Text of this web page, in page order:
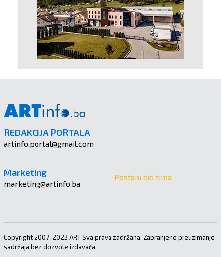
REDAKCIJA PORTALA
artinfo.portal@gmail.com
Marketing
marketing@artinfo.ba
Postani dio tima
Copyright 2007-2023 ART Sva prava zadržana. Zabranjeno preuzimanje
sadržaja bez dozvole izdavača.